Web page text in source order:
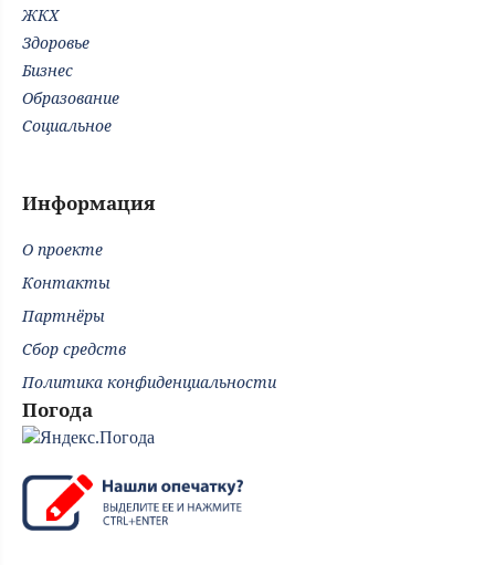
ЖКХ
Здоровье
Бизнес
Образование
Социальное
Информация
О проекте
Контакты
Партнёры
Сбор средств
Политика конфиденциальности
Погода